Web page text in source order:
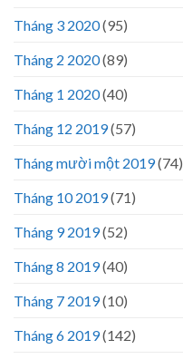
Tháng 3 2020(95)
Tháng 2 2020(89)
Tháng 1 2020(40)
Tháng 12 2019(57)
Tháng mười một 2019(74)
Tháng 10 2019(71)
Tháng 9 2019(52)
Tháng 8 2019(40)
Tháng 7 2019(10)
Tháng 6 2019(142)